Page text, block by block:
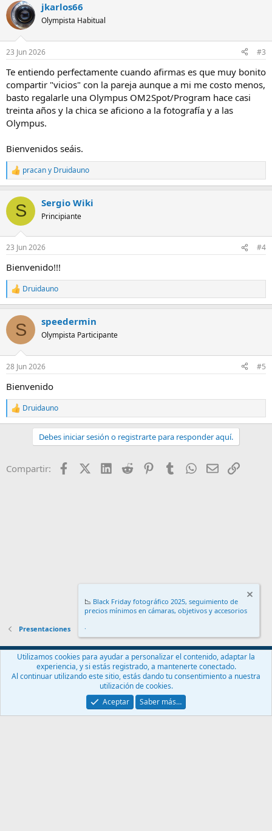
c
c
i
e
:
jkarlos66
Olympista Habitual
23 Jun 2026 #3
Te entiendo perfectamente cuando afirmas es que muy bonito
compartir "vicios" con la pareja aunque a mi me costo menos,
basto regalarle una Olympus OM2Spot/Program hace casi
treinta años y la chica se aficiono a la fotografía y a las
Olympus.
Bienvenidos seáis.
R
e
c
i
e
:
pracany Druidauno
S Sergio Wiki
Principiante
23 Jun 2026 #4
Bienvenido!!!
R
e
c
i
e
:
Druidauno
S speedermin
Olympista Participante
28 Jun 2026 #5
Bienvenido
R
e
o
Druidauno
Debes iniciar sesión o registrarte para responder aquí.
Compartir: FacebookX (Twitter)
LinkedIn
Reddit PinterestTumblr WhatsApp
EmailEnlace
Presentaciones
Español (ES)
Contáctanos
Términos y reglas Política de privacidad
Ayuda
Community platform by XenForo® © 2010-2024 XenForo Ltd.
📉 Black Friday fotográfico 2025, seguimiento de
precios mínimos en cámaras, objetivos y accesorios
.
Utilizamos cookies para ayudar a personalizar el contenido, adaptar la
experiencia, y si estás registrado, a mantenerte conectado.
Al continuar utilizando este sitio, estás dando tu consentimiento a nuestra
utilización de cookies.
Aceptar
Saber más…